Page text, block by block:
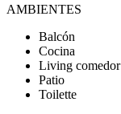
AMBIENTES
Balcón
Cocina
Living comedor
Patio
Toilette